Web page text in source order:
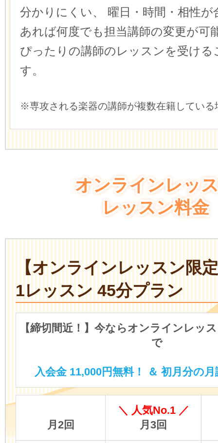
分かりにくい、
曜日・時間・相性
あれば何度でも担当講師の変更が可
ぴったりの講師のレッスンを受ける
す。
※専攻される楽器の講師が複数在籍している
オンラインレッ
レッスン料金
【オンラインレッスン限
1レッスン 45分プラン
【締切間近！】今ならオンラインレッ
で
入会金 11,000円無料！ ＆ 初月分の
月2回
＼ 人気No.1 ／
月3回